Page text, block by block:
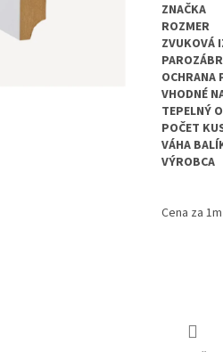
ZNAČKA
ROZMER
ZVUKOVÁ
OCHRANA
VHODNÉ
TEPELNÝ
POČET
VÁHA
VÝROBCA
Cena za 1m